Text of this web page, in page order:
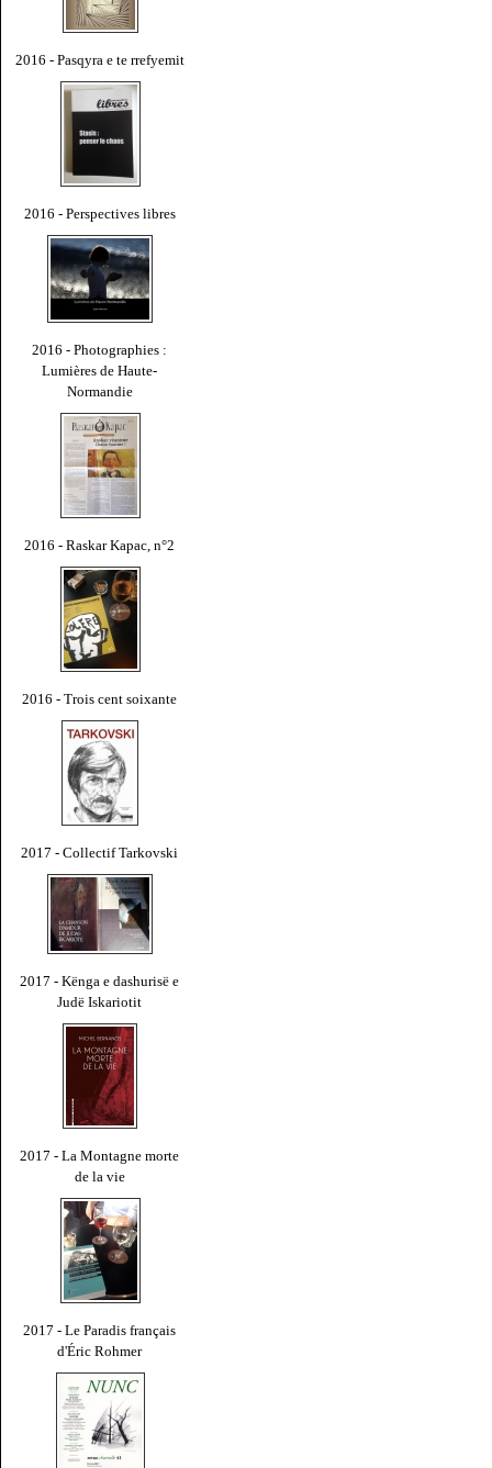
2016 - Pasqyra e te rrefyemit
2016 - Perspectives libres
2016 - Photographies :
Lumières de Haute-
Normandie
2016 - Raskar Kapac, n°2
2016 - Trois cent soixante
2017 - Collectif Tarkovski
2017 - Kënga e dashurisë e
Judë Iskariotit
2017 - La Montagne morte
de la vie
2017 - Le Paradis français
d'Éric Rohmer